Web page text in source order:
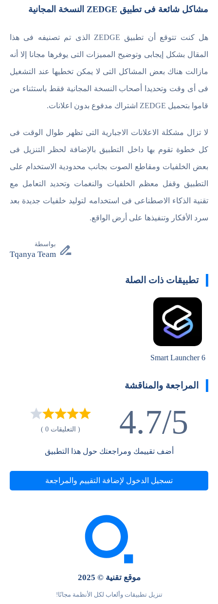
مشاكل شائعة فى تطبيق ZEDGE النسخة المجانية
هل كنت تتوقع أن تطبيق ZEDGE الذى تم تصنيفه فى هذا
المقال بشكل إيجابى وتوضيح المميزات التى يوفرها مجانا إلا أنه
مازالت هناك بعض المشاكل التى لا يمكن تخطيها عند التشغيل
فى أى وقت وتحديدا أصحاب النسخة المجانية فقط باستثناء من
قاموا بتحميل ZEDGE اشتراك مدفوع بدون اعلانات.
لا تزال مشكلة الاعلانات الاجبارية التى تظهر طوال الوقت فى
كل خطوة تقوم بها داخل التطبيق بالإضافة لحظر التنزيل فى
بعض الخلفيات ومقاطع الصوت بجانب محدودية الاستخدام على
التطبيق وقفل معظم الخلفيات والنغمات وتحديد التعامل مع
تقنية الذكاء الاصطناعى فى استخدامه لتوليد خلفيات جديدة بعد
سرد الأفكار وتنفيذها على أرض الواقع.
بواسطة
Tqanya Team
تطبيقات ذات الصلة
Smart Launcher 6
المراجعة والمناقشة
4.7/5 ( التعليقات 0 )
أضف تقييمك ومراجعتك حول هذا التطبيق
تسجيل الدخول لإضافة التقييم والمراجعة
موقع تقنية © 2025
تنزيل تطبيقات وألعاب لكل الأنظمة مجانًا!